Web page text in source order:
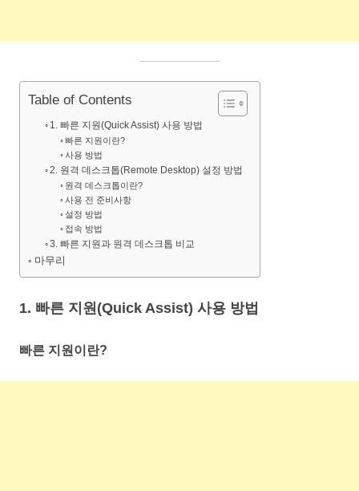
Table of Contents
1. 빠른 지원(Quick Assist) 사용 방법
빠른 지원이란?
사용 방법
2. 원격 데스크톱(Remote Desktop) 설정 방법
원격 데스크톱이란?
사용 전 준비사항
설정 방법
접속 방법
3. 빠른 지원과 원격 데스크톱 비교
마무리
1. 빠른 지원(Quick Assist) 사용 방법
빠른 지원이란?